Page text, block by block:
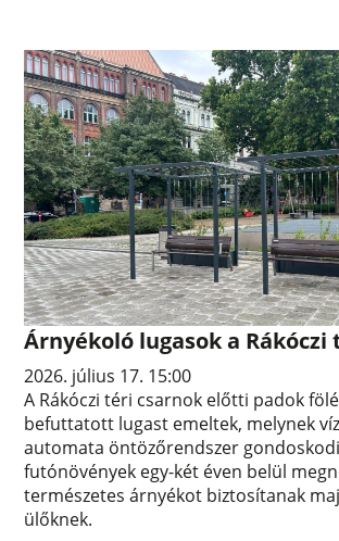
Árnyékoló lugasok a Rákóczi
2026. július 17. 15:00
A Rákóczi téri csarnok előtti padok
befuttatott lugast emeltek, melynek
automata öntözőrendszer
futónövények egy-két éven belül
természetes árnyékot biztosítanak
ülőknek.